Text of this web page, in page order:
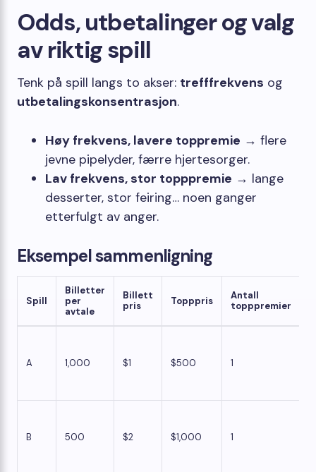
Odds, utbetalinger og valg
av riktig spill
Tenk på spill langs to akser: trefffrekvens og
utbetalingskonsentrasjon.
Høy frekvens, lavere toppremie → flere
jevne pipelyder, færre hjertesorger.
Lav frekvens, stor topppremie → lange
desserter, stor feiring… noen ganger
etterfulgt av anger.
Eksempel sammenligning
Spill
Billetter
per
avtale
Billett
pris
Topppris
Antall
topppremier
A 1,000 $1 $500 1
B 500 $2 $1,000 1